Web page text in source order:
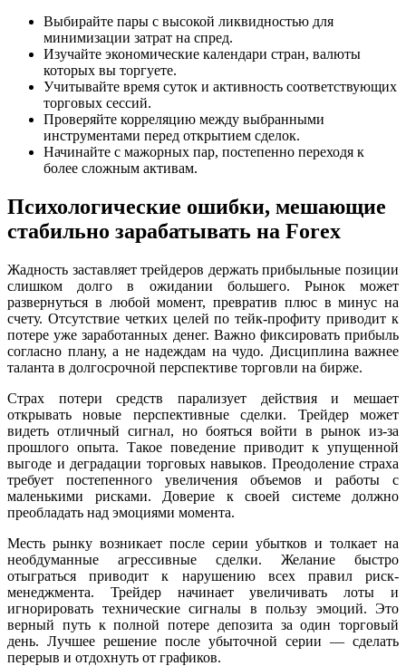
Выбирайте пары с высокой ликвидностью для
минимизации затрат на спред.
Изучайте экономические календари стран, валюты
которых вы торгуете.
Учитывайте время суток и активность соответствующих
торговых сессий.
Проверяйте корреляцию между выбранными
инструментами перед открытием сделок.
Начинайте с мажорных пар, постепенно переходя к
более сложным активам.
Психологические ошибки, мешающие
стабильно зарабатывать на Forex
Жадность заставляет трейдеров держать прибыльные позиции
слишком долго в ожидании большего. Рынок может
развернуться в любой момент, превратив плюс в минус на
счету. Отсутствие четких целей по тейк-профиту приводит к
потере уже заработанных денег. Важно фиксировать прибыль
согласно плану, а не надеждам на чудо. Дисциплина важнее
таланта в долгосрочной перспективе торговли на бирже.
Страх потери средств парализует действия и мешает
открывать новые перспективные сделки. Трейдер может
видеть отличный сигнал, но бояться войти в рынок из-за
прошлого опыта. Такое поведение приводит к упущенной
выгоде и деградации торговых навыков. Преодоление страха
требует постепенного увеличения объемов и работы с
маленькими рисками. Доверие к своей системе должно
преобладать над эмоциями момента.
Месть рынку возникает после серии убытков и толкает на
необдуманные агрессивные сделки. Желание быстро
отыграться приводит к нарушению всех правил риск-
менеджмента. Трейдер начинает увеличивать лоты и
игнорировать технические сигналы в пользу эмоций. Это
верный путь к полной потере депозита за один торговый
день. Лучшее решение после убыточной серии — сделать
перерыв и отдохнуть от графиков.